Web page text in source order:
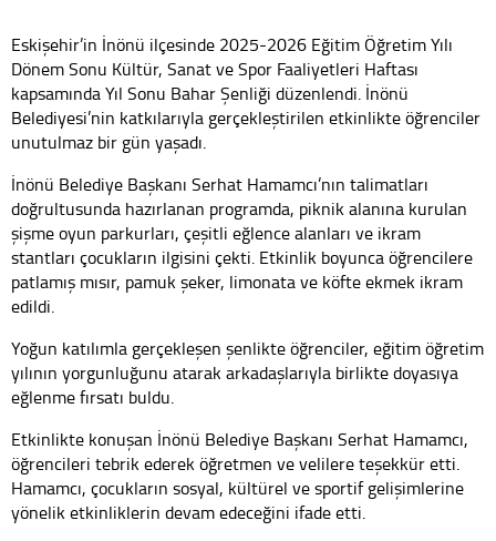
Eskişehir’in İnönü ilçesinde 2025-2026 Eğitim Öğretim Yılı
Dönem Sonu Kültür, Sanat ve Spor Faaliyetleri Haftası
kapsamında Yıl Sonu Bahar Şenliği düzenlendi. İnönü
Belediyesi’nin katkılarıyla gerçekleştirilen etkinlikte öğrenciler
unutulmaz bir gün yaşadı.
İnönü Belediye Başkanı Serhat Hamamcı’nın talimatları
doğrultusunda hazırlanan programda, piknik alanına kurulan
şişme oyun parkurları, çeşitli eğlence alanları ve ikram
stantları çocukların ilgisini çekti. Etkinlik boyunca öğrencilere
patlamış mısır, pamuk şeker, limonata ve köfte ekmek ikram
edildi.
Yoğun katılımla gerçekleşen şenlikte öğrenciler, eğitim öğretim
yılının yorgunluğunu atarak arkadaşlarıyla birlikte doyasıya
eğlenme fırsatı buldu.
Etkinlikte konuşan İnönü Belediye Başkanı Serhat Hamamcı,
öğrencileri tebrik ederek öğretmen ve velilere teşekkür etti.
Hamamcı, çocukların sosyal, kültürel ve sportif gelişimlerine
yönelik etkinliklerin devam edeceğini ifade etti.